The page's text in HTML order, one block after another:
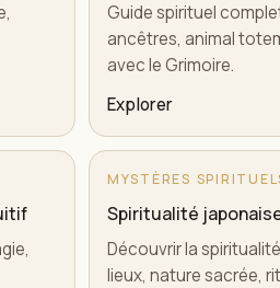
Guide spirituel
ancêtres, animal
avec le Grimoire.
Explorer
MYSTÈRES
Spiritualité
Découvrir la
lieux, nature sacrée,